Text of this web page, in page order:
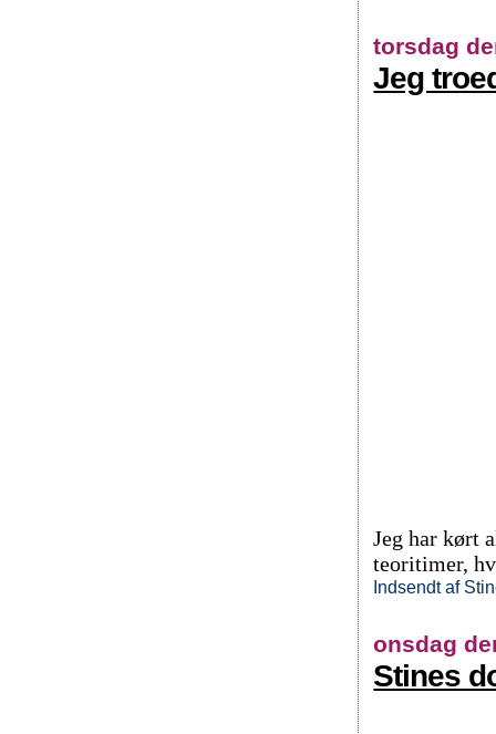
torsdag
Jeg
Jeg har kørt
teoritimer,
Indsendt af
onsdag
Stines